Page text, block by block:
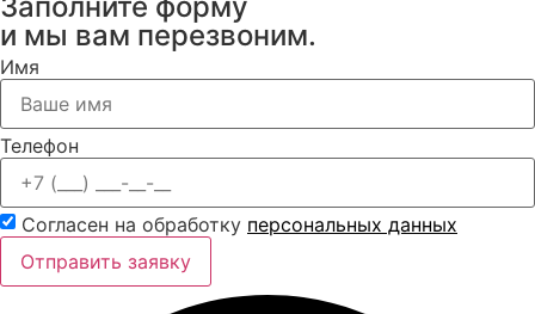
и мы вам перезвоним.
Имя
Телефон
Согласен на обработку персональных данных
Отправить заявку